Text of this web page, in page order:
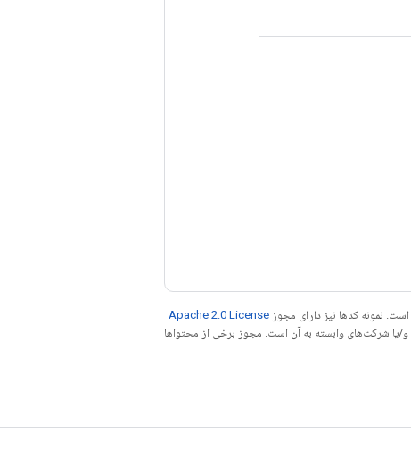
است. نمونه کدها نیز دارای مجوز Apache 2.0 License
مراجعه کنید. جاوا علامت تجاری ثبت‌شده Oracle و/یا شرکت‌های وابسته به آن است. مجوز برخی از محتواها